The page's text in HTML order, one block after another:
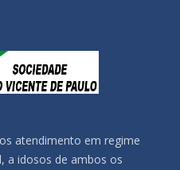
atendimento em regime
a idosos de ambos os